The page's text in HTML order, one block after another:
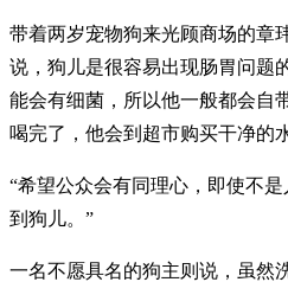
带着两岁宠物狗来光顾商场的章
说，狗儿是很容易出现肠胃问题
能会有细菌，所以他一般都会自
喝完了，他会到超市购买干净的水
“希望公众会有同理心，即使不
到狗儿。”
一名不愿具名的狗主则说，虽然